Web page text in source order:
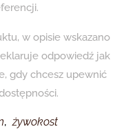
w opisie wskazano
odpowiedź jak
gdy chcesz upewnić
, żywokost